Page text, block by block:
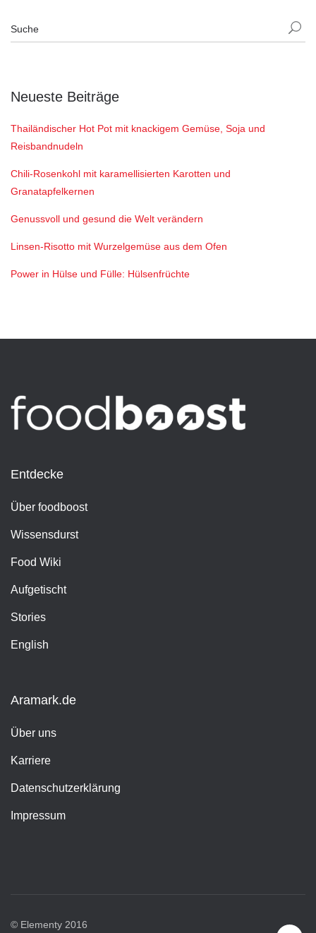
Neueste Beiträge
Thailändischer Hot Pot mit knackigem Gemüse, Soja und
Reisbandnudeln
Chili-Rosenkohl mit karamellisierten Karotten und
Granatapfelkernen
Genussvoll und gesund die Welt verändern
Linsen-Risotto mit Wurzelgemüse aus dem Ofen
Power in Hülse und Fülle: Hülsenfrüchte
Entdecke
Über foodboost
Wissensdurst
Food Wiki
Aufgetischt
Stories
English
Aramark.de
Über uns
Karriere
Datenschutzerklärung
Impressum
© Elementy 2016